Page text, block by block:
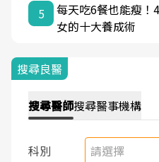
5
每天吃6餐也能瘦！
女的十大養成術
搜尋良醫
搜尋醫師搜尋醫事機構
科別 請選擇